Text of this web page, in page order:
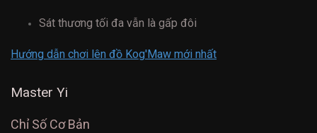
Sát thương tối đa vẫn là gấp đôi
Hướng dẫn chơi lên đồ Kog'Maw mới nhất
Master Yi
Chỉ Số Cơ Bản